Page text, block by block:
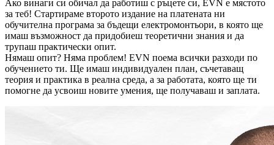
Ако винаги си обичал да работиш с ръцете си, EVN е мястото
за теб! Стартираме второто издание на платената ни
обучителна програма за бъдещи електромонтьори, в която ще
имаш възможност да придобиеш теоретични знания и да
трупаш практически опит.
Нямаш опит? Няма проблем! EVN поема всички разходи по
обучението ти. Ще имаш индивидуален план, съчетаващ
теория и практика в реална среда, а за работата, която ще ти
помогне да усвоиш новите умения, ще получаваш и заплата.